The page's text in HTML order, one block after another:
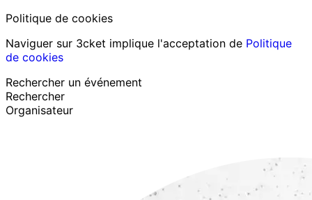
Politique de cookies
Naviguer sur 3cket implique l'acceptation de Politique
de cookies
Rechercher un événement
Rechercher
Organisateur
J’ai perdu mon billet